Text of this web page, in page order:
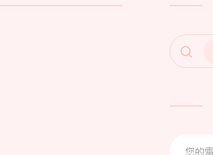
SEARCH
FOR: